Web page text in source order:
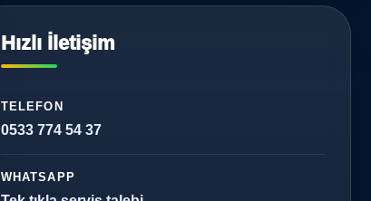
Hızlı İletişim
TELEFON
0533 774 54 37
WHATSAPP